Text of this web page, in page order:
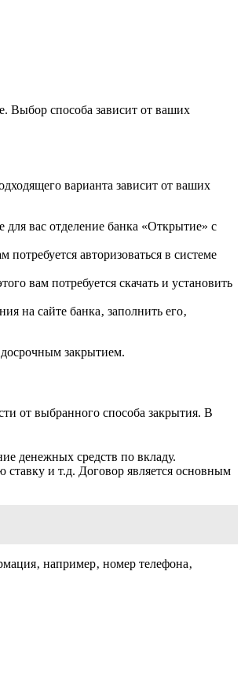
Выбор способа зависит от ваших
варианта зависит от ваших
вас отделение банка «Открытие» с
авторизоваться в системе
вам потребуется скачать и установить
на сайте банка‚ заполнить его‚
досрочным закрытием.
от выбранного способа закрытия. В
денежных средств по вкладу.
ставку и т.д. Договор является основным
например‚ номер телефона‚